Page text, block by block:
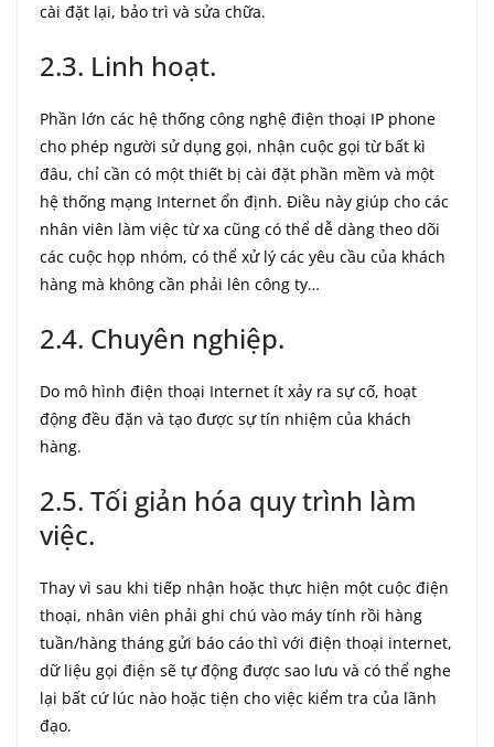
cài đặt lại, bảo trì và sửa chữa.
2.3. Linh hoạt.
Phần lớn các hệ thống công nghệ điện thoại IP phone
cho phép người sử dụng gọi, nhận cuộc gọi từ bất kì
đâu, chỉ cần có một thiết bị cài đặt phần mềm và một
hệ thống mạng Internet ổn định. Điều này giúp cho các
nhân viên làm việc từ xa cũng có thể dễ dàng theo dõi
các cuộc họp nhóm, có thể xử lý các yêu cầu của khách
hàng mà không cần phải lên công ty…
2.4. Chuyên nghiệp.
Do mô hình điện thoại Internet ít xảy ra sự cố, hoạt
động đều đặn và tạo được sự tín nhiệm của khách
hàng.
2.5. Tối giản hóa quy trình làm
việc.
Thay vì sau khi tiếp nhận hoặc thực hiện một cuộc điện
thoại, nhân viên phải ghi chú vào máy tính rồi hàng
tuần/hàng tháng gửi báo cáo thì với điện thoại internet,
dữ liệu gọi điện sẽ tự động được sao lưu và có thể nghe
lại bất cứ lúc nào hoặc tiện cho việc kiểm tra của lãnh
đạo.